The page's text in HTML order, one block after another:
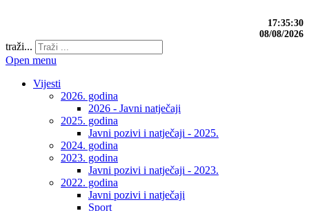
17:35:31
08/08/2026
traži...
Open menu
Vijesti
2026. godina
2026 - Javni natječaji
2025. godina
Javni pozivi i natječaji - 2025.
2024. godina
2023. godina
Javni pozivi i natječaji - 2023.
2022. godina
Javni pozivi i natječaji
Sport